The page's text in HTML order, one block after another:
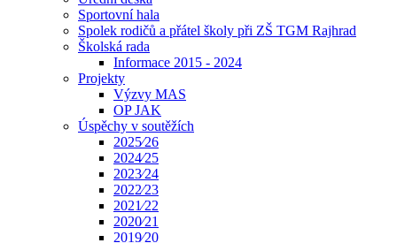
Sportovní hala
Spolek rodičů a přátel školy při ZŠ TGM Rajhrad
Školská rada
Informace 2015 - 2024
Projekty
Výzvy MAS
OP JAK
Úspěchy v soutěžích
2025⁄26
2024⁄25
2023⁄24
2022⁄23
2021⁄22
2020⁄21
2019⁄20